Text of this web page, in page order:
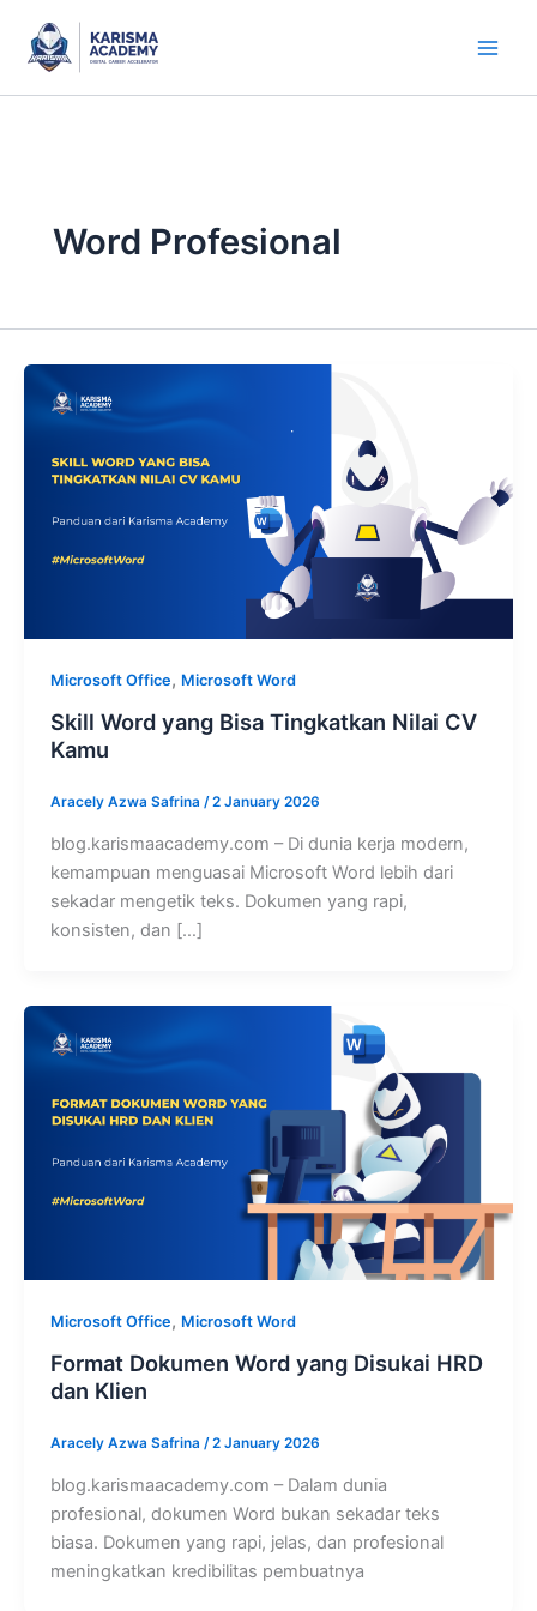
content
Word Profesional
Microsoft Office, Microsoft Word
Skill Word yang Bisa Tingkatkan Nilai CV
Kamu
Aracely Azwa Safrina /2 January 2026
blog.karismaacademy.com – Di dunia kerja modern,
kemampuan menguasai Microsoft Word lebih dari
sekadar mengetik teks. Dokumen yang rapi,
konsisten, dan […]
Microsoft Office, Microsoft Word
Format Dokumen Word yang Disukai HRD
dan Klien
Aracely Azwa Safrina /2 January 2026
blog.karismaacademy.com – Dalam dunia
profesional, dokumen Word bukan sekadar teks
biasa. Dokumen yang rapi, jelas, dan profesional
meningkatkan kredibilitas pembuatnya